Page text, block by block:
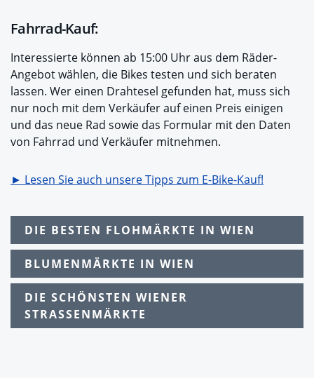
Fahrrad-Kauf:
Interessierte können ab 15:00 Uhr aus dem Räder-
Angebot wählen, die Bikes testen und sich beraten
lassen. Wer einen Drahtesel gefunden hat, muss sich
nur noch mit dem Verkäufer auf einen Preis einigen
und das neue Rad sowie das Formular mit den Daten
von Fahrrad und Verkäufer mitnehmen.
► Lesen Sie auch unsere Tipps zum E-Bike-Kauf!
DIE BESTEN FLOHMÄRKTE IN WIEN
BLUMENMÄRKTE IN WIEN
DIE SCHÖNSTEN WIENER
STRASSENMÄRKTE